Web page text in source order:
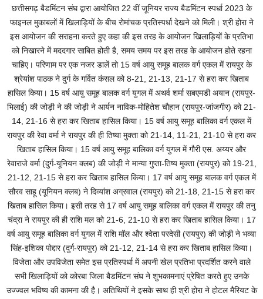
छत्तीसगढ़ बैडमिंटन संघ द्वारा आयोजित 22 वीं जूनियर राज्य बैडमिंटन स्पर्धा 2023 के
फाइनल मुकाबलों में खिलाड़ियों के बीच रोमांचक प्रतिस्पर्धा देखने को मिली। श्री होरा ने
इस आयोजन की सराहना करते हुए कहा की इस तरह के आयोजन खिलाड़ियों के प्रतिभा
को निखारने में मददगार साबित होती है, समय समय पर इस तरह के आयोजन होते रहना
चाहिए। परिणाम पर एक नजर डालें तो 15 वर्ष आयु समूह बालक वर्ग एकल में रायपुर के
श्रेयांश पाठक ने दुर्ग के गर्वित कंसल को 8-21, 21-13, 21-17 से हरा कर खिताब
हासिल किया। 15 वर्ष आयु समूह बालक वर्ग युगल में अथर्व शर्मा सबएमडी अयान (रायपुर-
भिलाई) की जोड़ी ने की जोड़ी ने आर्यन नाविक-मोहितेश चौहान (रायपुर-जांजगीर) को 21-
14, 21-16 से हरा कर खिताब हासिल किया। 15 वर्ष आयु समूह बालिका वर्ग एकल में
रायपुर की रेवा वर्मा ने रायपुर की ही तिष्या मुक्ता को 21-14, 11-21, 21-10 से हरा कर
खिताब हासिल किया। 15 वर्ष आयु समूह बालिका वर्ग युगल में गौरी एस. अय्यर और
रेवाराजे वर्मा (दुर्ग-यूनियन क्लब) की जोड़ी ने मान्या गुप्ता-तिष्य मुक्ता (रायपुर) को 19-21,
21-12, 21-15 से हरा कर खिताब हासिल किया। 17 वर्ष आयु समूह बालक वर्ग एकल में
सौरव साहू (यूनियन क्लब) ने दिव्यांश अग्रवाल (रायपुर) को 21-18, 21-15 से हरा कर
खिताब हासिल किया। इसी तरह से 17 वर्ष आयु समूह बालिका वर्ग एकल में रायपुर की तनु
चंद्रा ने रायपुर की ही राशि मल को 21-6, 21-10 से हरा कर खिताब हासिल किया। 17
वर्ष आयु समूह बालिका वर्ग युगल में राशि मॉल और श्वेता परदेसी (रायपुर) की जोड़ी ने भव्या
सिंह-इशिका पोद्दार (दुर्ग-रायपुर) को 21-12, 21-14 से हरा कर खिताब हासिल किया।
विजेता और उपविजेता समेत इस प्रतिस्पर्धा में अपनी खेल प्रतिभा प्रदर्शित करने वाले
सभी खिलाड़ियों को कोरबा जिला बैडमिंटन संघ ने शुभकामनाएं प्रेषित करते हुए उनके
उज्ज्वल भविष्य की कामना की है। अतिथियों ने इसके साथ ही श्री होरा ने होटल मैरियट के